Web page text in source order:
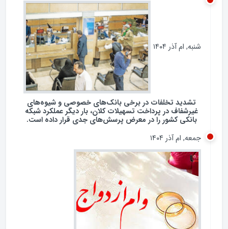
تشدید تخلفات در برخی بانک‌های خصوصی و شیوه‌های
غیرشفاف در پرداخت تسهیلات کلان، بار دیگر عملکرد شبکه
بانکی کشور را در معرض پرسش‌های جدی قرار داده است.
جمعه, ام آذر ۱۴۰۴